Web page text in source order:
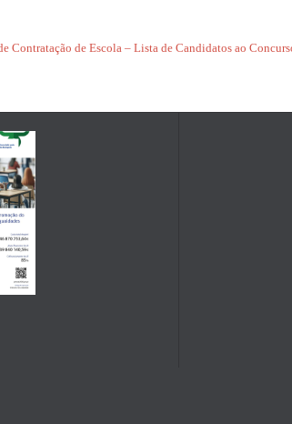
Contratação de Escola – Lista de Candidatos ao